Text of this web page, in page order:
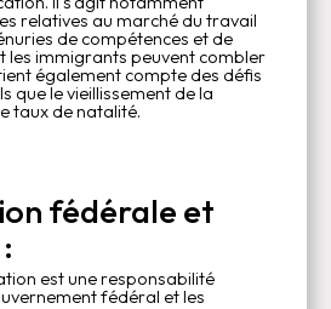
relatives au marché du travail
de compétences et de
les immigrants peuvent combler
également compte des défis
que le vieillissement de la
taux de natalité.
fédérale et
est une responsabilité
fédéral et les